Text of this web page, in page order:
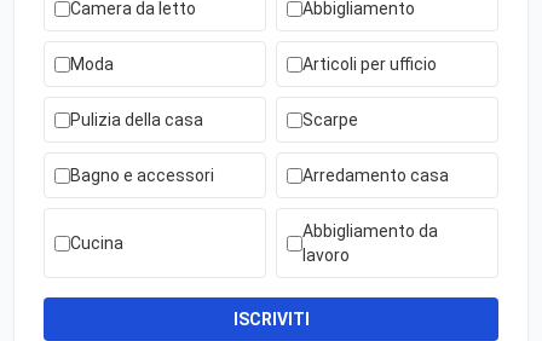
Camera da letto Abbigliamento
Moda Articoli per ufficio
Pulizia della casa Scarpe
Bagno e accessori Arredamento casa
Cucina
Abbigliamento da
lavoro
ISCRIVITI